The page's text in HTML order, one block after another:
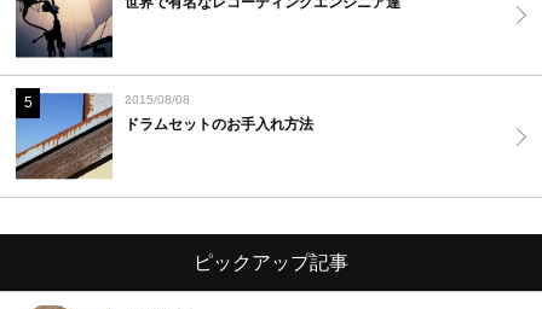
5 2015/08/08
ドラムセットのお手入れ方法
ピックアップ記事